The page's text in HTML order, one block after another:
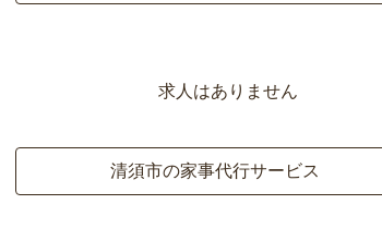
求人はありません
清須市の家事代行サービス